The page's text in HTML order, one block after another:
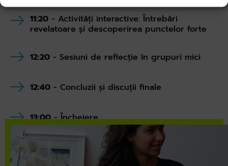
11:20- Activități interactive: Întrebări
revelatoare și descoperirea punctelor forte
12:20- Sesiuni de reflecție în grupuri mici
12:40- Concluzii și discuții finale
13:00- Încheiere